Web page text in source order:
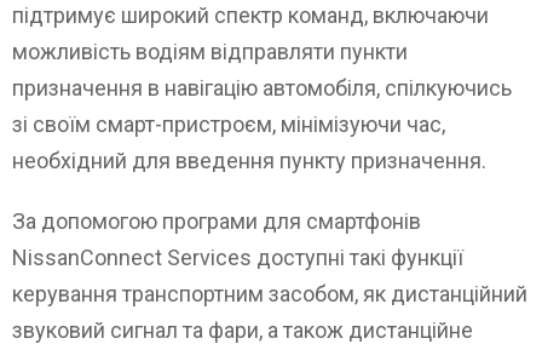
підтримує широкий спектр команд, включаючи
можливість водіям відправляти пункти
призначення в навігацію автомобіля, спілкуючись
зі своїм смарт-пристроєм, мінімізуючи час,
необхідний для введення пункту призначення.
За допомогою програми для смартфонів
NissanConnect Services доступні такі функції
керування транспортним засобом, як дистанційний
звуковий сигнал та фари, а також дистанційне